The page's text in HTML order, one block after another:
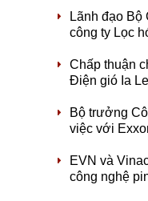
Lãnh đạo
công ty Lọc
Chấp thuận
Điện gió Ia
Bộ trưởng
việc với
EVN và
công nghệ